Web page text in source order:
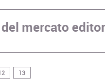
mercato
13